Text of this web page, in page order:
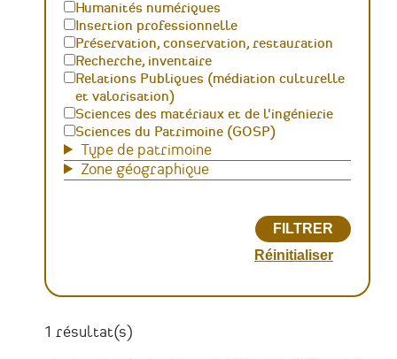
1 résultat(s)
Humanités numériques
Insertion professionnelle
Préservation, conservation, restauration
Recherche, inventaire
Relations Publiques (médiation culturelle
et valorisation)
Sciences des matériaux et de l'ingénierie
Sciences du Patrimoine (GOSP)
Type de patrimoine
Zone géographique